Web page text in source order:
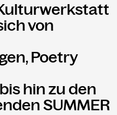
von
Poetry
hin zu den
SUMMER